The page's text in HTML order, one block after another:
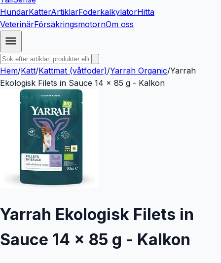
HundarKatterArtiklarFoderkalkylatorHitta
VeterinärFörsäkringsmotornOm oss
Hem/Katt/Kattmat (våtfoder)/Yarrah Organic/Yarrah
Ekologisk Filets in Sauce 14 x 85 g - Kalkon
Yarrah Ekologisk Filets in
Sauce 14 x 85 g - Kalkon